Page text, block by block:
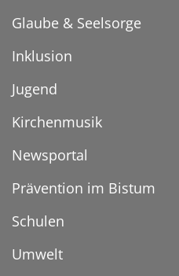
Glaube & Seelsorge
Inklusion
Jugend
Kirchenmusik
Newsportal
Prävention im Bistum
Schulen
Umwelt